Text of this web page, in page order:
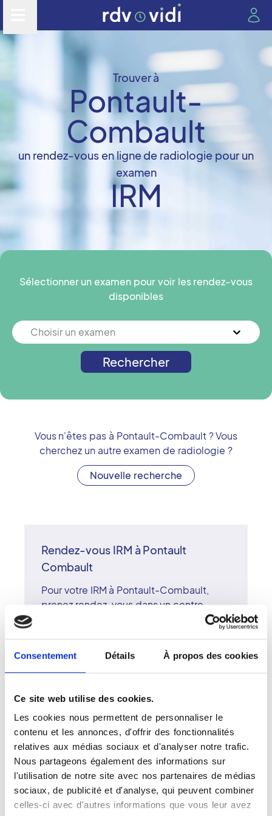
Consentement Détails À propos des cookies
Ce site web utilise des cookies.
Les cookies nous permettent de personnaliser le
contenu et les annonces, d'offrir des fonctionnalités
relatives aux médias sociaux et d'analyser notre trafic.
Nous partageons également des informations sur
l'utilisation de notre site avec nos partenaires de médias
sociaux, de publicité et d'analyse, qui peuvent combiner
celles-ci avec d'autres informations que vous leur avez
Trouver à
Pontault-
Combault
un rendez-vous en ligne de radiologie pour un
examen
IRM
Sélectionner un examen pour voir les rendez-vous
disponibles
Choisir un examen
Rechercher
Vous n'êtes pas à Pontault-Combault? Vous
cherchez un autre examen de radiologie ?
Nouvelle recherche
Rendez-vous IRM à Pontault
Combault
Pour votre IRM à Pontault-Combault,
prenez rendez-vous dans un centre
d'imagerie du réseau Vidi. Les membres
expertise et leur engagement envers la
qualité du soin. L'IRM, examen de
référence, permet une analyse fine des
d'un appareil de dernière génération et
d'une équipe de radiologues
surspécialisés. Le réseau Vidi associe
rigueur scientifique, confort du patient
et accompagnement humain à chaque
étape du parcours d'imagerie.